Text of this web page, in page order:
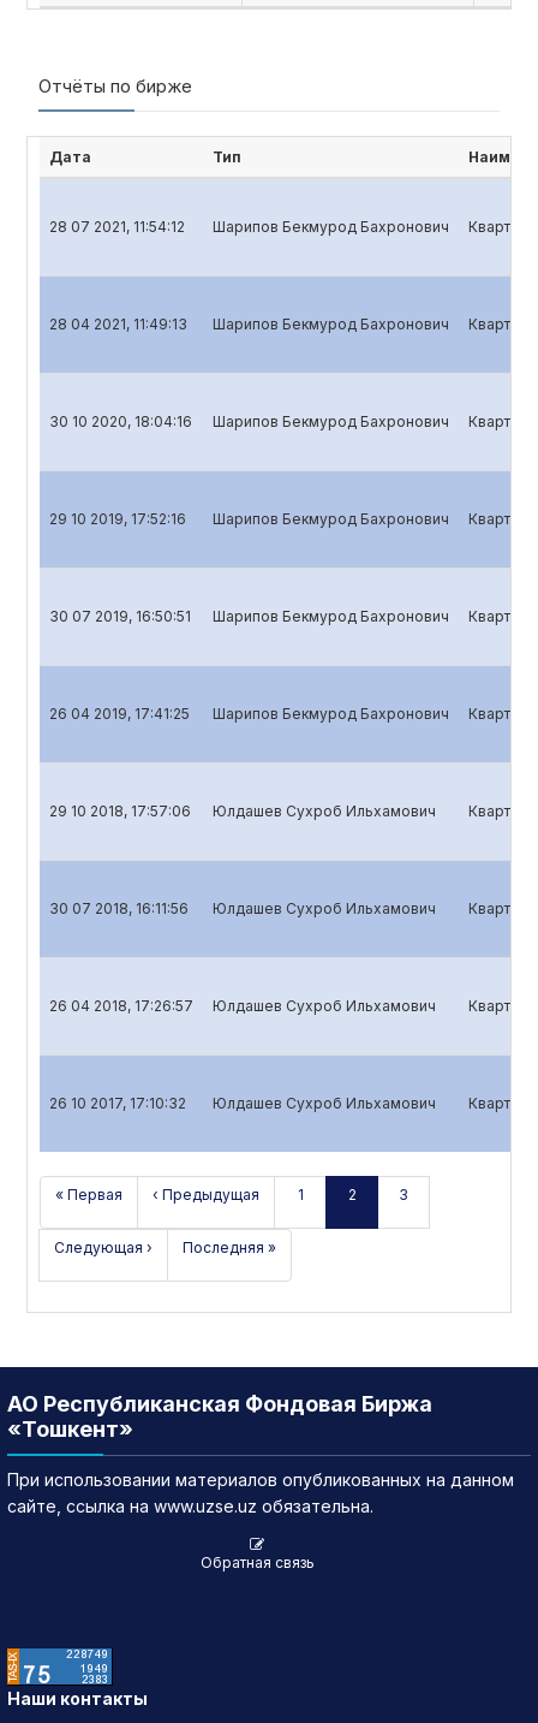
Отчёты по бирже
Дата Тип
28 07 2021, 11:54:12 Шарипов Бекмурод Бахронович
28 04 2021, 11:49:13 Шарипов Бекмурод Бахронович
30 10 2020, 18:04:16 Шарипов Бекмурод Бахронович
29 10 2019, 17:52:16 Шарипов Бекмурод Бахронович
30 07 2019, 16:50:51 Шарипов Бекмурод Бахронович
26 04 2019, 17:41:25 Шарипов Бекмурод Бахронович
29 10 2018, 17:57:06 Юлдашев Сухроб Ильхамович
30 07 2018, 16:11:56 Юлдашев Сухроб Ильхамович
26 04 2018, 17:26:57 Юлдашев Сухроб Ильхамович
26 10 2017, 17:10:32 Юлдашев Сухроб Ильхамович
« Первая ‹ Предыдущая 1 2 3
Следующая › Последняя »
АО Республиканская Фондовая Биржа
«Тошкент»
При использовании материалов опубликованных на данном
сайте, ссылка на www.uzse.uz обязательна.
Обратная связь
Наши контакты